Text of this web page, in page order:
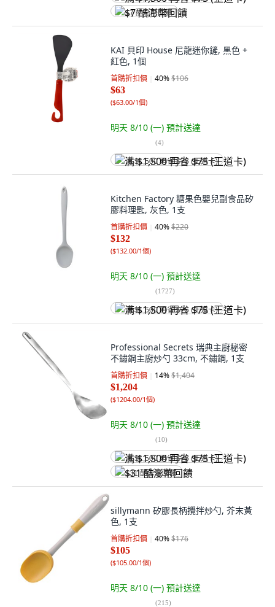
$7 酷澎幣回饋
KAI 貝印 House 尼龍迷你鏟, 黑色 +
紅色, 1個
首購折扣價 40%$106
$63
($63.00/1個)
明天 8/10 (一) 預計送達
(4)
满 $1,500 再省 $75 (王道卡)
Kitchen Factory 糖果色嬰兒副食品矽
膠料理匙, 灰色, 1支
首購折扣價 40%$220
$132
($132.00/1個)
明天 8/10 (一) 預計送達
(1727)
满 $1,500 再省 $75 (王道卡)
Professional Secrets 瑞典主廚秘密
不鏽鋼主廚炒勺 33cm, 不鏽鋼, 1支
首購折扣價 14%$1,404
$1,204
($1204.00/1個)
明天 8/10 (一) 預計送達
(10)
满 $1,500 再省 $75 (王道卡)
$31 酷澎幣回饋
sillymann 矽膠長柄攪拌炒勺, 芥末黃
色, 1支
首購折扣價 40%$176
$105
($105.00/1個)
明天 8/10 (一) 預計送達
(215)